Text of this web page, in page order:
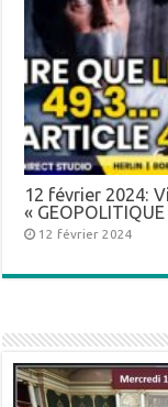
12 février 2024:
«
12 février 2024